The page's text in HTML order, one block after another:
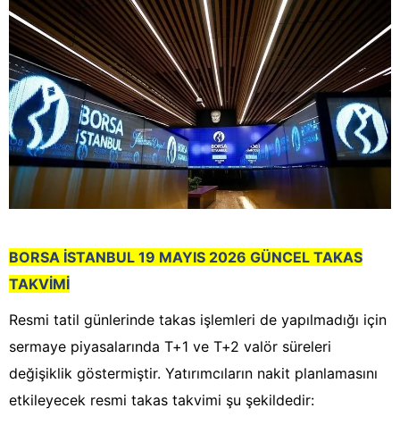
BORSA İSTANBUL 19 MAYIS 2026 GÜNCEL TAKAS
TAKVİMİ
Resmi tatil günlerinde takas işlemleri de yapılmadığı için
sermaye piyasalarında T+1 ve T+2 valör süreleri
değişiklik göstermiştir. Yatırımcıların nakit planlamasını
etkileyecek resmi takas takvimi şu şekildedir: